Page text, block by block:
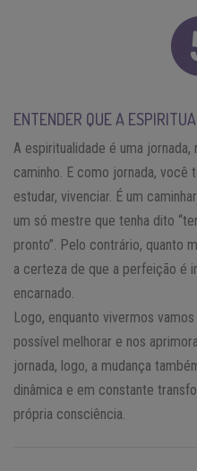
ENTENDER QUE A
A espiritualidade é uma
caminho. E como jornada, você
estudar, vivenciar. É um
um só mestre que tenha dito
pronto”. Pelo contrário, quanto
a certeza de que a perfeição é
encarnado.
Logo, enquanto vivermos
possível melhorar e nos
jornada, logo, a mudança
dinâmica e em constante
própria consciência.